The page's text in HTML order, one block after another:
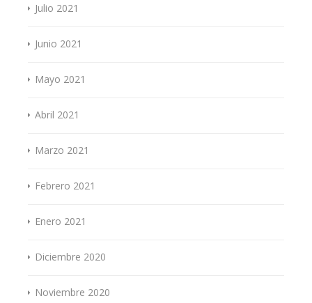
Julio 2021
Junio 2021
Mayo 2021
Abril 2021
Marzo 2021
Febrero 2021
Enero 2021
Diciembre 2020
Noviembre 2020